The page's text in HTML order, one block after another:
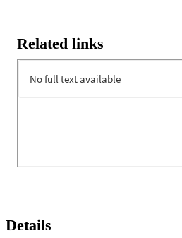
Related links
Details